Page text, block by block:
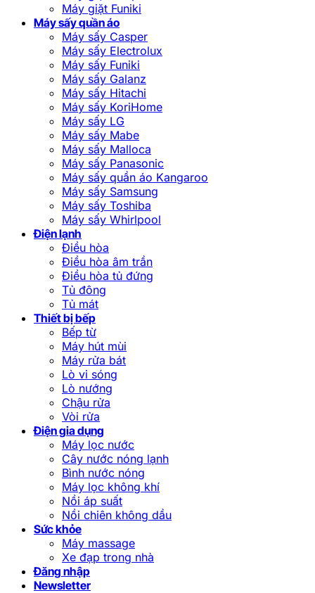
Máy giặt Funiki
Máy sấy quần áo
Máy sấy Casper
Máy sấy Electrolux
Máy sấy Funiki
Máy sấy Galanz
Máy sấy Hitachi
Máy sấy KoriHome
Máy sấy LG
Máy sấy Mabe
Máy sấy Malloca
Máy sấy Panasonic
Máy sấy quần áo Kangaroo
Máy sấy Samsung
Máy sấy Toshiba
Máy sấy Whirlpool
Điện lạnh
Điều hòa
Điều hòa âm trần
Điều hòa tủ đứng
Tủ đông
Tủ mát
Thiết bị bếp
Bếp từ
Máy hút mùi
Máy rửa bát
Lò vi sóng
Lò nướng
Chậu rửa
Vòi rửa
Điện gia dụng
Máy lọc nước
Cây nước nóng lạnh
Bình nước nóng
Máy lọc không khí
Nồi áp suất
Nồi chiên không dầu
Sức khỏe
Máy massage
Xe đạp trong nhà
Đăng nhập
Newsletter